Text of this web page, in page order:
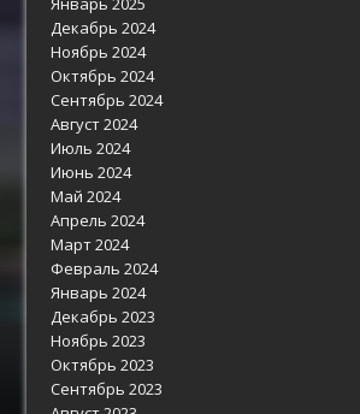
Декабрь 2024
Ноябрь 2024
Октябрь 2024
Сентябрь 2024
Август 2024
Июль 2024
Июнь 2024
Май 2024
Апрель 2024
Март 2024
Февраль 2024
Январь 2024
Декабрь 2023
Ноябрь 2023
Октябрь 2023
Сентябрь 2023